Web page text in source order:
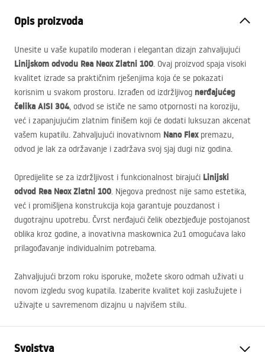
Opis proizvoda
Unesite u vaše kupatilo moderan i elegantan dizajn zahvaljujući
Linijskom odvodu Rea Neox Zlatni 100. Ovaj proizvod spaja visoki
kvalitet izrade sa praktičnim rješenjima koja će se pokazati
korisnim u svakom prostoru. Izrađen od izdržljivog nerđajućeg
čelika AISI 304, odvod se ističe ne samo otpornosti na koroziju,
već i zapanjujućim zlatnim finišem koji će dodati luksuzan akcenat
vašem kupatilu. Zahvaljujući inovativnom Nano Flexpremazu,
odvod je lak za održavanje i zadržava svoj sjaj dugi niz godina.
Opredijelite se za izdržljivost i funkcionalnost birajući Linijski
odvod Rea Neox Zlatni 100. Njegova prednost nije samo estetika,
već i promišljena konstrukcija koja garantuje pouzdanost i
dugotrajnu upotrebu. Čvrst nerđajući čelik obezbjeđuje postojanost
oblika kroz godine, a inovativna maskownica 2u1 omogućava lako
prilagođavanje individualnim potrebama.
Zahvaljujući brzom roku isporuke, možete skoro odmah uživati u
novom izgledu svog kupatila. Izaberite kvalitet koji zaslužujete i
uživajte u savremenom dizajnu u najvišem stilu.
Svojstva